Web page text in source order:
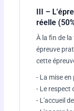
III –
réelle
À la fin de
épreuve
cette
- La mise
- Le respect
- L'accueil